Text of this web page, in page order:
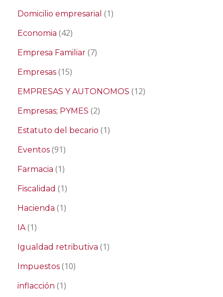
Domicilio empresarial (1)
Economia (42)
Empresa Familiar (7)
Empresas (15)
EMPRESAS Y AUTONOMOS (12)
Empresas; PYMES (2)
Estatuto del becario (1)
Eventos (91)
Farmacia (1)
Fiscalidad (1)
Hacienda (1)
IA(1)
Igualdad retributiva (1)
Impuestos (10)
inflacción (1)